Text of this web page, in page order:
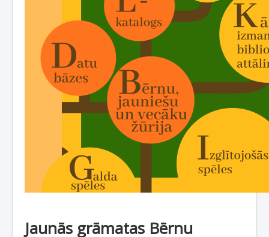
Jaunās grāmatas Bērnu